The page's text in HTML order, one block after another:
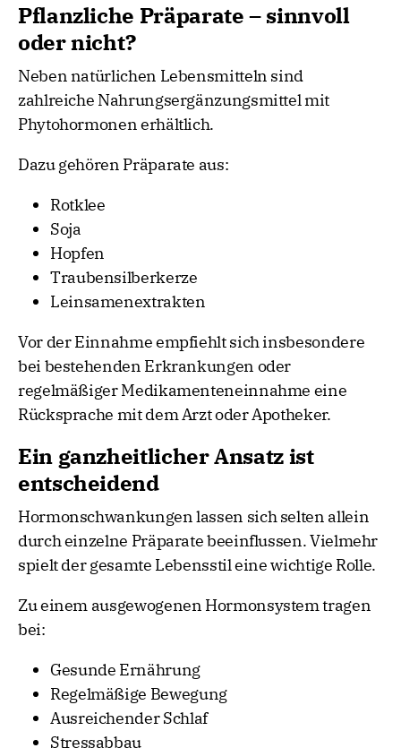
Pflanzliche Präparate – sinnvoll
oder nicht?
Neben natürlichen Lebensmitteln sind
zahlreiche Nahrungsergänzungsmittel mit
Phytohormonen erhältlich.
Dazu gehören Präparate aus:
Rotklee
Soja
Hopfen
Traubensilberkerze
Leinsamenextrakten
Vor der Einnahme empfiehlt sich insbesondere
bei bestehenden Erkrankungen oder
regelmäßiger Medikamenteneinnahme eine
Rücksprache mit dem Arzt oder Apotheker.
Ein ganzheitlicher Ansatz ist
entscheidend
Hormonschwankungen lassen sich selten allein
durch einzelne Präparate beeinflussen. Vielmehr
spielt der gesamte Lebensstil eine wichtige Rolle.
Zu einem ausgewogenen Hormonsystem tragen
bei:
Gesunde Ernährung
Regelmäßige Bewegung
Ausreichender Schlaf
Stressabbau